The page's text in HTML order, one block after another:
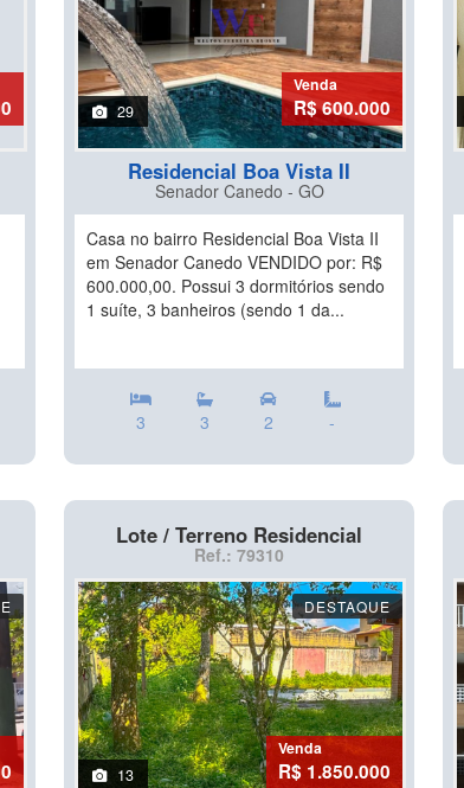
29
Venda
R$ 600.000
Residencial Boa Vista II
Senador Canedo - GO
Casa no bairro Residencial Boa Vista II
em Senador Canedo VENDIDO por: R$
600.000,00. Possui 3 dormitórios sendo
1 suíte, 3 banheiros (sendo 1 da...
3 3 2 -
Lote / Terreno Residencial
Ref.: 79310
DESTAQUE
13
Venda
R$ 1.850.000